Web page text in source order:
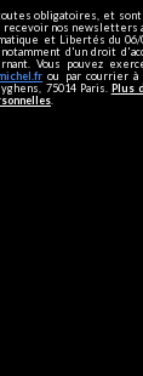
obligatoires, et
recevoir nos newsletters
et Libertés du
d'un droit
Vous pouvez
ou par courrier à
75014 Paris. Plus